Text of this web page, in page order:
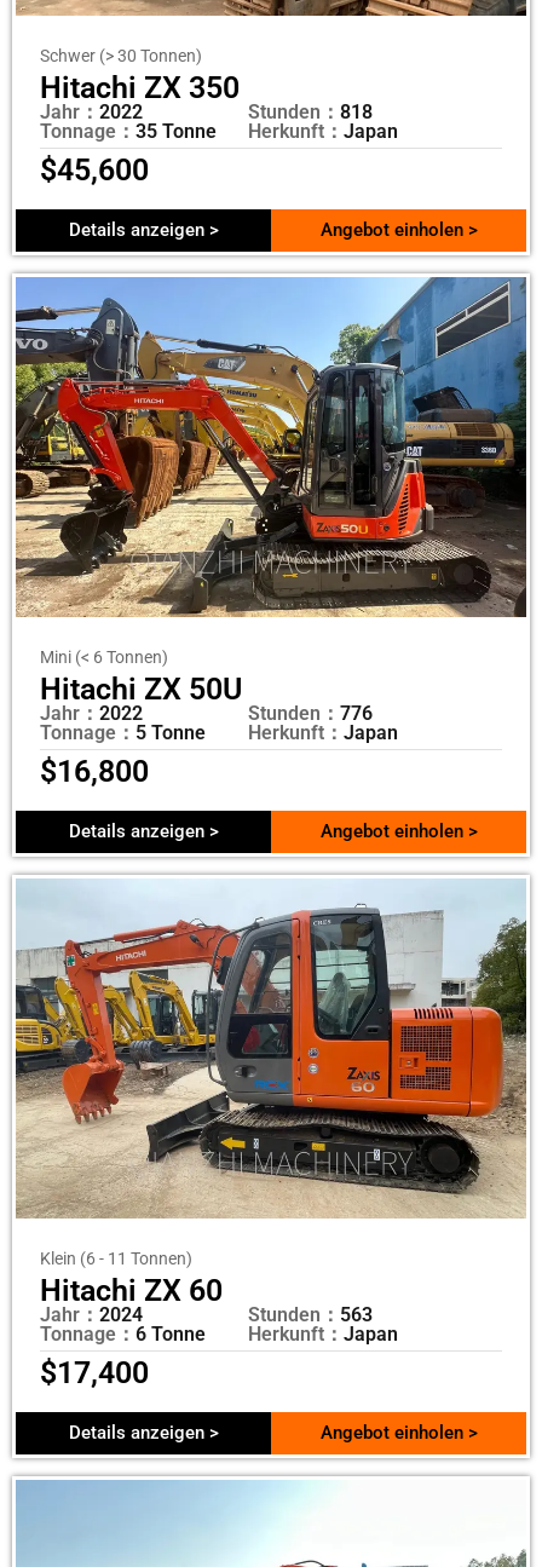
Schwer (> 30 Tonnen)
Hitachi ZX 350
Jahr： 2022
Tonnage： 35 Tonne
Stunden： 818
Herkunft： Japan
$45,600
Details anzeigen > Angebot einholen >
Mini (< 6 Tonnen)
Hitachi ZX 50U
Jahr： 2022
Tonnage： 5 Tonne
Stunden： 776
Herkunft： Japan
$16,800
Details anzeigen > Angebot einholen >
Klein (6 - 11 Tonnen)
Hitachi ZX 60
Jahr： 2024
Tonnage： 6 Tonne
Stunden： 563
Herkunft： Japan
$17,400
Details anzeigen > Angebot einholen >